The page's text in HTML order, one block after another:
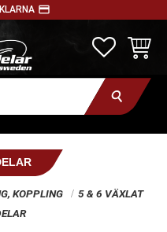
KLARNA payment
KOPPLING
5 & 6 VÄXLAT